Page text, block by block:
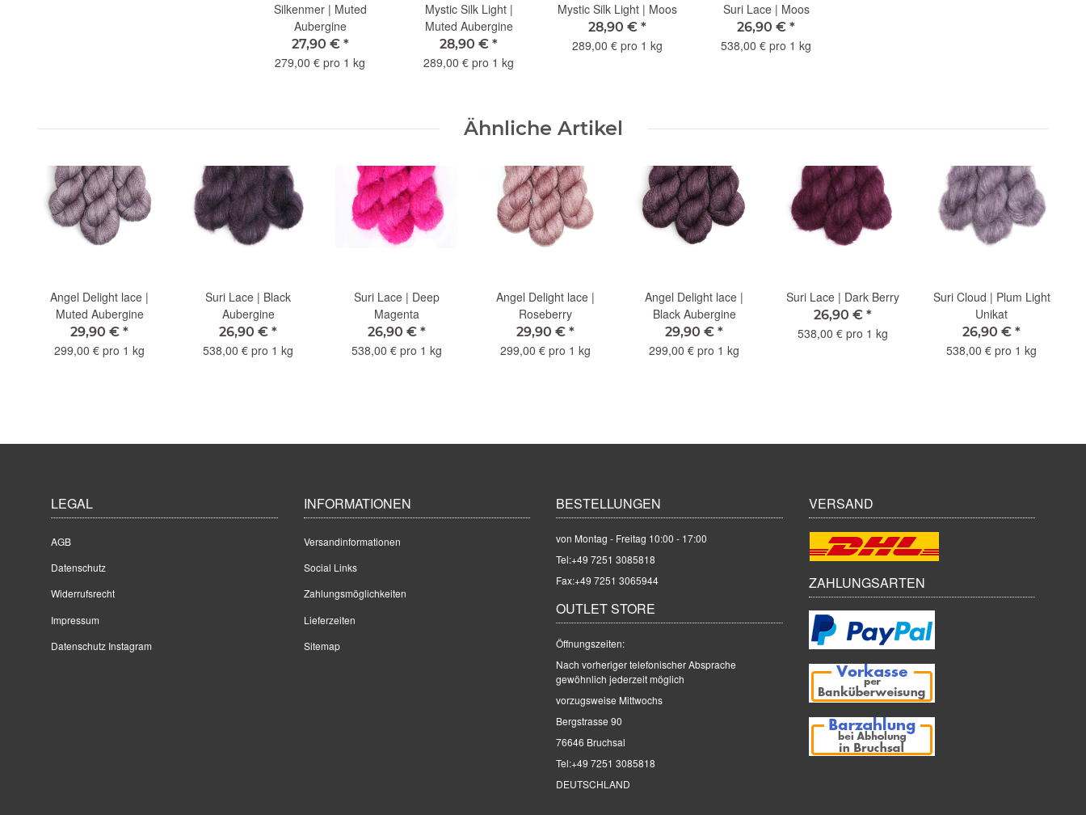
Silkenmer | Muted
Aubergine
27,90 € *
279,00 € pro 1 kg
Mystic Silk Light |
Muted Aubergine
28,90 € *
289,00 € pro 1 kg
Mystic Silk Light | Moos
28,90 € *
289,00 € pro 1 kg
Suri Lace | Moos
26,90 € *
538,00 € pro 1 kg
Ähnliche Artikel
Angel Delight lace |
Muted Aubergine
29,90 € *
299,00 € pro 1 kg
Suri Lace | Black
Aubergine
26,90 € *
538,00 € pro 1 kg
Suri Lace | Deep
Magenta
26,90 € *
538,00 € pro 1 kg
Angel Delight lace |
Roseberry
29,90 € *
299,00 € pro 1 kg
Angel Delight lace |
Black Aubergine
29,90 € *
299,00 € pro 1 kg
Suri Lace | Dark Berry
26,90 € *
538,00 € pro 1 kg
Suri Cloud | Plum Light
Unikat
26,90 € *
538,00 € pro 1 kg
LEGAL
AGB
Datenschutz
Widerrufsrecht
Impressum
Datenschutz Instagram
INFORMATIONEN
Versandinformationen
Social Links
Zahlungsmöglichkeiten
Lieferzeiten
Sitemap
BESTELLUNGEN
von Montag - Freitag 10:00 - 17:00
Tel:+49 7251 3085818
Fax:+49 7251 3065944
OUTLET STORE
Öffnungszeiten:
Nach vorheriger telefonischer Absprache
gewöhnlich jederzeit möglich
vorzugsweise Mittwochs
Bergstrasse 90
76646 Bruchsal
Tel:+49 7251 3085818
DEUTSCHLAND
VERSAND
ZAHLUNGSARTEN